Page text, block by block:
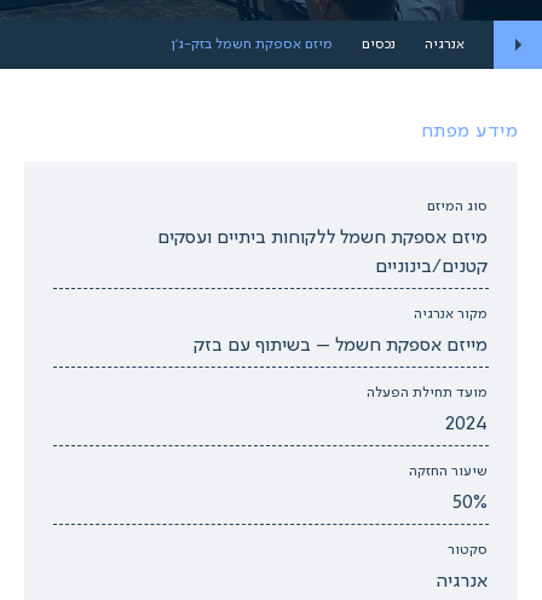
אנרגיה נכסים מיזם אספקת חשמל בזק-ג'ן
מידע מפתח
סוג המיזם
מיזם אספקת חשמל ללקוחות ביתיים ועסקים
קטנים/בינוניים
מקור אנרגיה
מייזם אספקת חשמל – בשיתוף עם בזק
מועד תחילת הפעלה
2024
שיעור החזקה
50%
סקטור
אנרגיה